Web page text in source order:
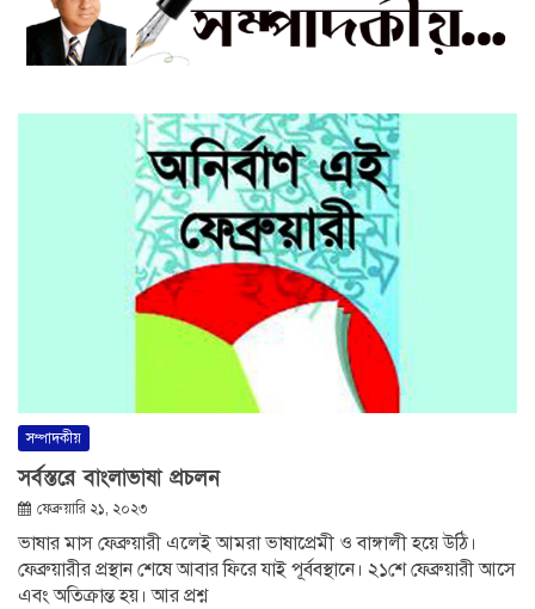
সম্পাদকীয়
সর্বস্তরে বাংলাভাষা প্রচলন
ফেব্রুয়ারি ২১, ২০২৩
ভাষার মাস ফেব্রুয়ারী এলেই আমরা ভাষাপ্রেমী ও বাঙ্গালী হয়ে উঠি।
ফেব্রুয়ারীর প্রস্থান শেষে আবার ফিরে যাই পূর্ববস্থানে। ২১শে ফেব্রুয়ারী আসে
এবং অতিক্রান্ত হয়। আর প্রশ্ন